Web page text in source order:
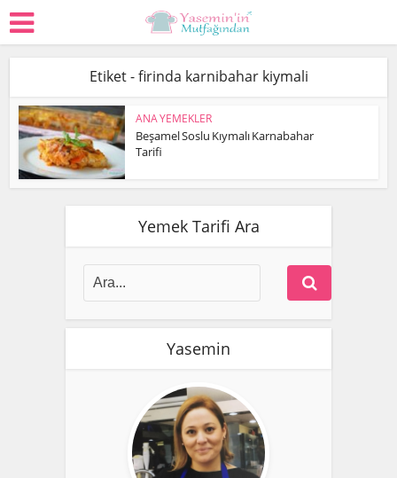
Etiket - firinda karnibahar kiymali
ANA YEMEKLER
Beşamel Soslu Kıymalı Karnabahar
Tarifi
Yemek Tarifi Ara
Yasemin